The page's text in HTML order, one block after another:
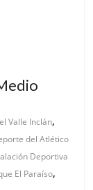
Valle Inclán,
del Atlético
Deportiva
El Paraíso,